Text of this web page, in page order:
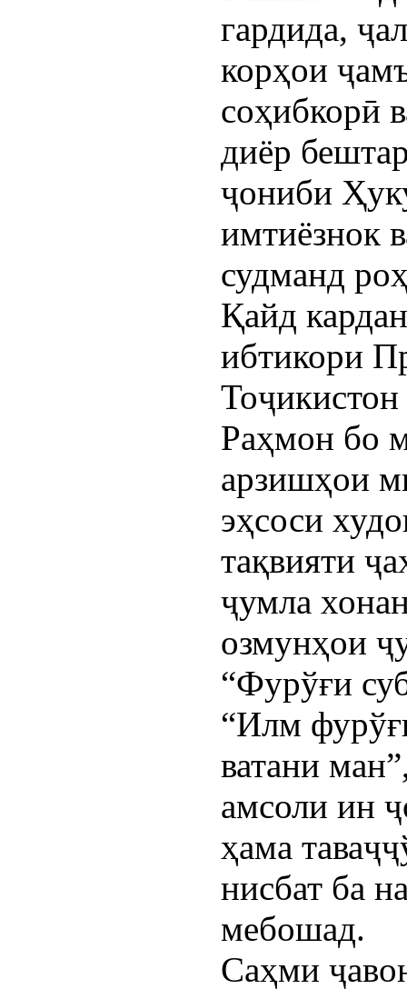
гардида,
корҳои
соҳибкорӣ
диёр
ҷониби
имтиёзнок
судманд
Қайд
ибтикори
Раҳмон бо
арзишҳои
эҳсоси
тақвияти
ҷумла
озмунҳои
“Фурўғи
“Илм
ватани
амсоли ин
ҳама
нисбат ба
мебошад.
Саҳми